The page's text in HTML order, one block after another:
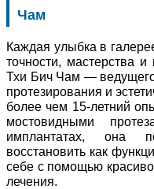
Чам
Каждая улыбка в
точности, мастерства
Тхи Бич Чам — ведущего
протезирования и
более чем 15-летний
мостовидными
имплантатах, она
восстановить как
себе с помощью
лечения.